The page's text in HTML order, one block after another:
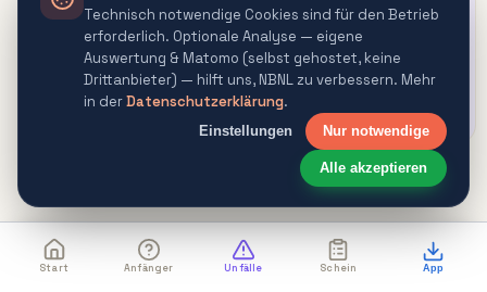
In der Route warnen
Routenplaner & Navigator warnen vor
Gefahrenquellen.
Start Anfänger Unfälle Schein App
Technisch notwendige Cookies sind für den Betrieb
erforderlich. Optionale Analyse — eigene
Auswertung & Matomo (selbst gehostet, keine
Drittanbieter) — hilft uns, NBNL zu verbessern. Mehr
in derDatenschutzerklärung.
Einstellungen Nur notwendige
Alle akzeptieren